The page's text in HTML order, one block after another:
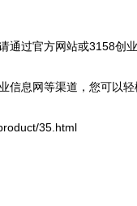
过官方网站或3158创
息网等渠道，您可以轻
35.html